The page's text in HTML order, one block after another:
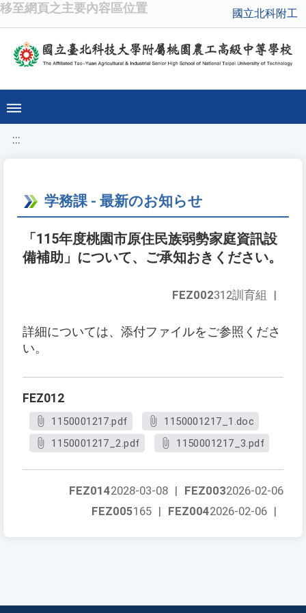
移至網頁之主要內容區位置 國立北科附工
:::
学務課 - 最新のお知らせ
「115年度桃園市原住民族弱勢家庭資訊設
備補助」について、ご承知おきください。
FEZ002312訓育組 |
詳細については、添付ファイルをご参照くださ
い。
FEZ012
1150001217.pdf
1150001217_1.doc
1150001217_2.pdf
1150001217_3.pdf
FEZ0032026-02-06
FEZ0142028-03-08 |
FEZ0042026-02-06 |
FEZ005165 |